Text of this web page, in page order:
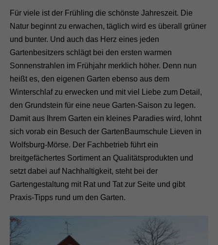
Für viele ist der Frühling die schönste Jahreszeit. Die
Natur beginnt zu erwachen, täglich wird es überall grüner
und bunter. Und auch das Herz eines jeden
Gartenbesitzers schlägt bei den ersten warmen
Sonnenstrahlen im Frühjahr merklich höher. Denn nun
heißt es, den eigenen Garten ebenso aus dem
Winterschlaf zu erwecken und mit viel Liebe zum Detail,
den Grundstein für eine neue Garten-Saison zu legen.
Damit aus Ihrem Garten ein kleines Paradies wird, lohnt
sich vorab ein Besuch der GartenBaumschule Lieven in
Wolfsburg-Mörse. Der Fachbetrieb führt ein
breitgefächertes Sortiment an Qualitätsprodukten und
setzt dabei auf Nachhaltigkeit, steht bei der
Gartengestaltung mit Rat und Tat zur Seite und gibt
Praxis-Tipps rund um den Garten.